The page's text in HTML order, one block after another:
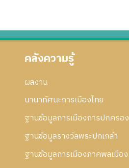
จิ
ก
คลังความรู้
ผลงาน
นานาทัศนะการเมืองไทย
ฐานข้อมูลการเมืองการปกครอง
ฐานข้อมูลรางวัลพระปกเกล้า
ฐานข้อมูลการเมืองภาคพลเมือง